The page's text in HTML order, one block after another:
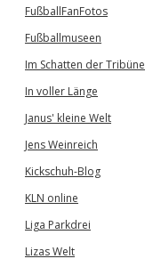
FußballFanFotos
Fußballmuseen
Im Schatten der Tribüne
In voller Länge
Janus' kleine Welt
Jens Weinreich
Kickschuh-Blog
KLN online
Liga Parkdrei
Lizas Welt